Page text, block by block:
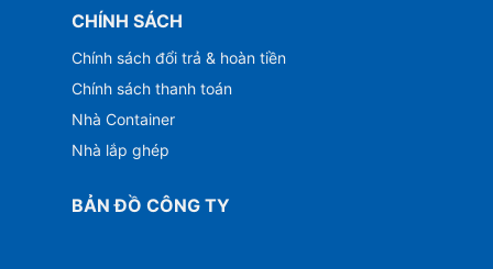
CHÍNH SÁCH
Chính sách đổi trả & hoàn tiền
Chính sách thanh toán
Nhà Container
Nhà lắp ghép
BẢN ĐỒ CÔNG TY